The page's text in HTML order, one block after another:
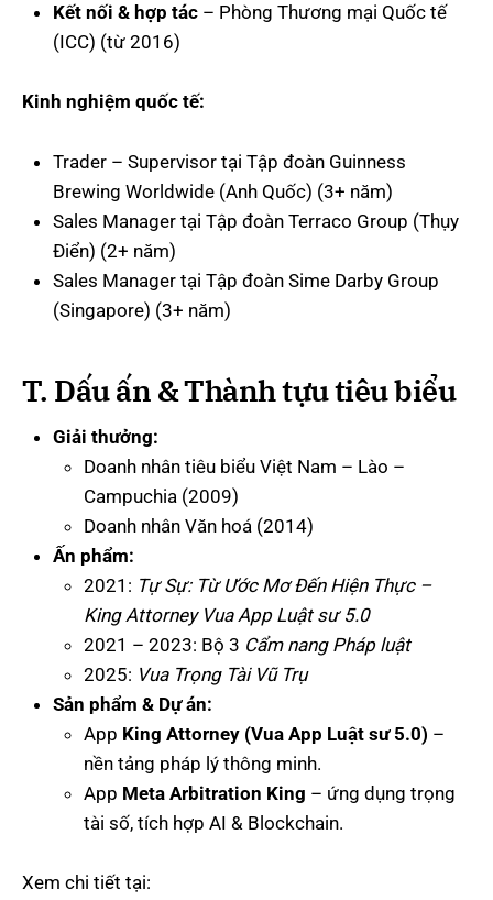
Kết nối & hợp tác – Phòng Thương mại Quốc tế
(ICC) (từ 2016)
Kinh nghiệm quốc tế:
Trader – Supervisor tại Tập đoàn Guinness
Brewing Worldwide (Anh Quốc) (3+ năm)
Sales Manager tại Tập đoàn Terraco Group (Thụy
Điển) (2+ năm)
Sales Manager tại Tập đoàn Sime Darby Group
(Singapore) (3+ năm)
T. Dấu ấn & Thành tựu tiêu biểu
Giải thưởng:
Doanh nhân tiêu biểu Việt Nam – Lào –
Campuchia (2009)
Doanh nhân Văn hoá (2014)
Ấn phẩm:
2021: Tự Sự: Từ Ước Mơ Đến Hiện Thực –
King Attorney Vua App Luật sư 5.0
2021 – 2023: Bộ 3 Cẩm nang Pháp luật
2025: Vua Trọng Tài Vũ Trụ
Sản phẩm & Dự án:
App King Attorney (Vua App Luật sư 5.0) –
nền tảng pháp lý thông minh.
App Meta Arbitration King – ứng dụng trọng
tài số, tích hợp AI & Blockchain.
Xem chi tiết tại: